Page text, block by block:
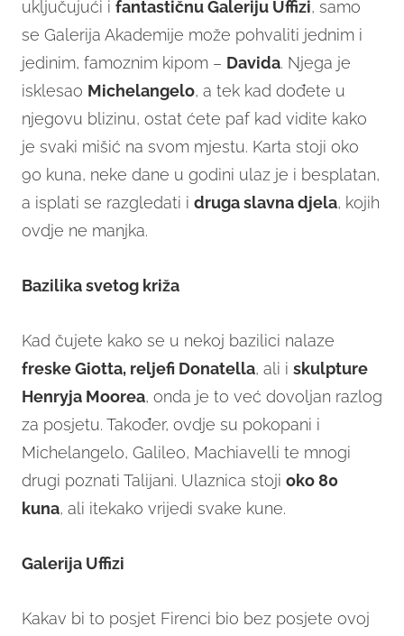
uključujući i fantastičnu Galeriju Uffizi, samo
se Galerija Akademije može pohvaliti jednim i
jedinim, famoznim kipom – Davida. Njega je
isklesao Michelangelo, a tek kad dođete u
njegovu blizinu, ostat ćete paf kad vidite kako
je svaki mišić na svom mjestu. Karta stoji oko
90 kuna, neke dane u godini ulaz je i besplatan,
a isplati se razgledati i druga slavna djela, kojih
ovdje ne manjka.
Bazilika svetog križa
Kad čujete kako se u nekoj bazilici nalaze
freske Giotta, reljefi Donatella, ali i skulpture
Henryja Moorea, onda je to već dovoljan razlog
za posjetu. Također, ovdje su pokopani i
Michelangelo, Galileo, Machiavelli te mnogi
drugi poznati Talijani. Ulaznica stoji oko 80
kuna, ali itekako vrijedi svake kune.
Galerija Uffizi
Kakav bi to posjet Firenci bio bez posjete ovoj